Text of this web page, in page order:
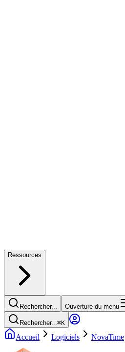
Ressources
Rechercher... Ouverture du menu
Rechercher...⌘K
Accueil Logiciels NovaTime